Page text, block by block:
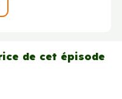
de cet épisode